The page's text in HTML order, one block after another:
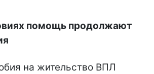
помощь продолжают
на жительство ВПЛ